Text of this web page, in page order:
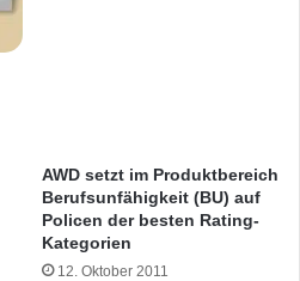
AWD setzt im Produktbereich
Berufsunfähigkeit (BU) auf
Policen der besten Rating-
Kategorien
12. Oktober 2011